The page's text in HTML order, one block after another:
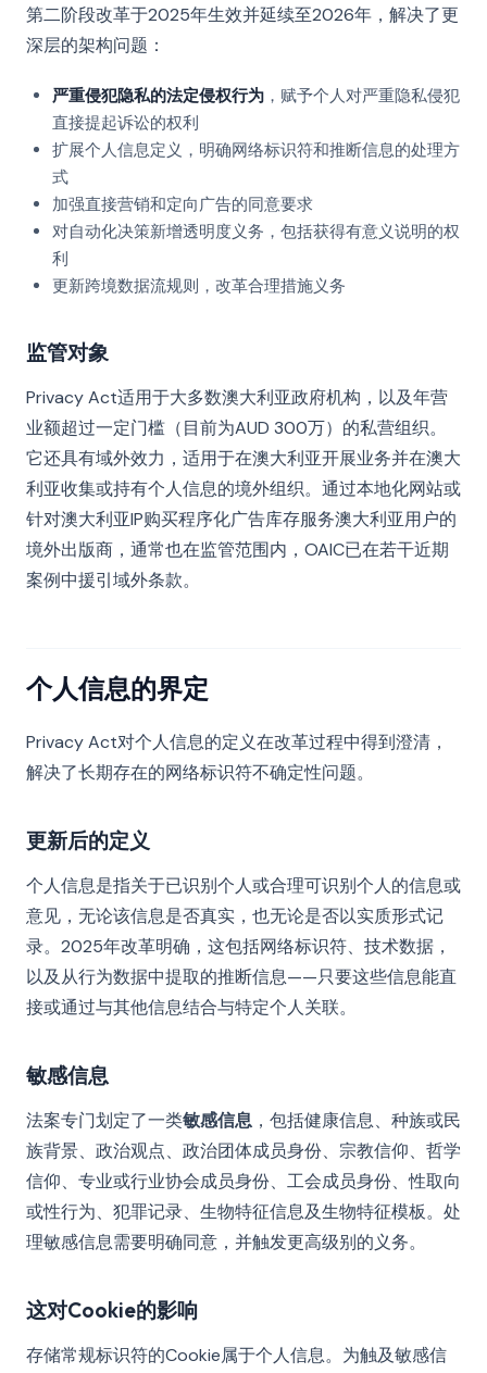
第二阶段改革于2025年生效并延续至2026年，解决了更
深层的架构问题：
严重侵犯隐私的法定侵权行为 ，赋予个人对严重隐私侵犯
直接提起诉讼的权利
扩展个人信息定义，明确网络标识符和推断信息的处理方
式
加强直接营销和定向广告的同意要求
对自动化决策新增透明度义务，包括获得有意义说明的权
利
更新跨境数据流规则，改革合理措施义务
监管对象
Privacy Act适用于大多数澳大利亚政府机构，以及年营
业额超过一定门槛（目前为AUD 300万）的私营组织。
它还具有域外效力，适用于在澳大利亚开展业务并在澳大
利亚收集或持有个人信息的境外组织。通过本地化网站或
针对澳大利亚IP购买程序化广告库存服务澳大利亚用户的
境外出版商，通常也在监管范围内，OAIC已在若干近期
案例中援引域外条款。
个人信息的界定
Privacy Act对个人信息的定义在改革过程中得到澄清，
解决了长期存在的网络标识符不确定性问题。
更新后的定义
个人信息是指关于已识别个人或合理可识别个人的信息或
意见，无论该信息是否真实，也无论是否以实质形式记
录。2025年改革明确，这包括网络标识符、技术数据，
以及从行为数据中提取的推断信息——只要这些信息能直
接或通过与其他信息结合与特定个人关联。
敏感信息
法案专门划定了一类敏感信息 ，包括健康信息、种族或民
族背景、政治观点、政治团体成员身份、宗教信仰、哲学
信仰、专业或行业协会成员身份、工会成员身份、性取向
或性行为、犯罪记录、生物特征信息及生物特征模板。处
理敏感信息需要明确同意，并触发更高级别的义务。
这对Cookie的影响
存储常规标识符的Cookie属于个人信息。为触及敏感信